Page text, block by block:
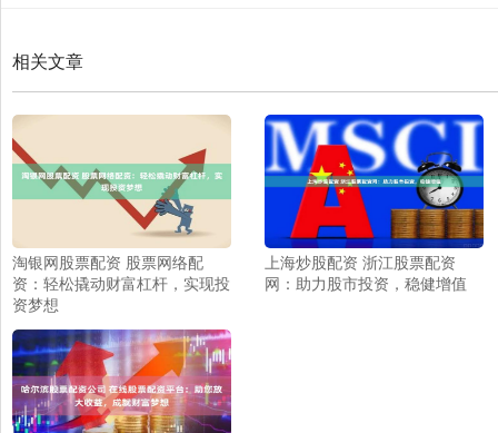
相关文章
淘银网股票配资 股票网络配
资：轻松撬动财富杠杆，实现投
资梦想
上海炒股配资 浙江股票配资
网：助力股市投资，稳健增值